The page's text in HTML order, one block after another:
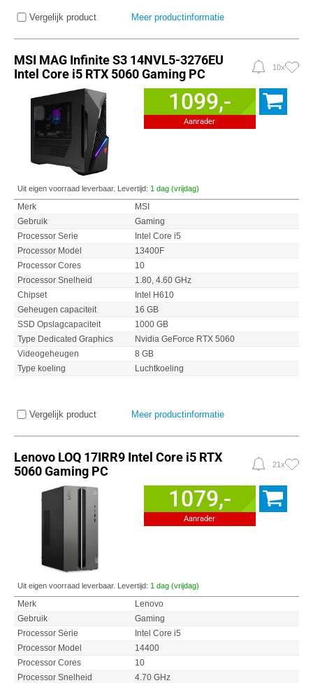
Vergelijk product Meer productinformatie
MSI MAG Infinite S3 14NVL5-3276EU
Intel Core i5 RTX 5060 Gaming PC
10x
1099,-
Aanrader
Uit eigen voorraad leverbaar. Levertijd: 1 dag (vrijdag)
Merk
MSI
Gebruik
Gaming
Processor Serie
Intel Core i5
Processor Model
13400F
Processor Cores
10
Processor Snelheid
1.80, 4.60 GHz
Chipset
Intel H610
Geheugen capaciteit
16 GB
SSD Opslagcapaciteit
1000 GB
Type Dedicated Graphics
Nvidia GeForce RTX 5060
Videogeheugen
8 GB
Type koeling
Luchtkoeling
Vergelijk product Meer productinformatie
Lenovo LOQ 17IRR9 Intel Core i5 RTX
5060 Gaming PC
21x
1079,-
Aanrader
Uit eigen voorraad leverbaar. Levertijd: 1 dag (vrijdag)
Merk
Lenovo
Gebruik
Gaming
Processor Serie
Intel Core i5
Processor Model
14400
Processor Cores
10
Processor Snelheid
4.70 GHz